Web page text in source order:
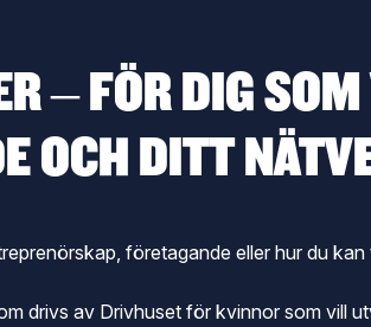
– FÖR DIG
OCH DITT
företagande eller hur du
drivs av Drivhuset för kvinnor som vill